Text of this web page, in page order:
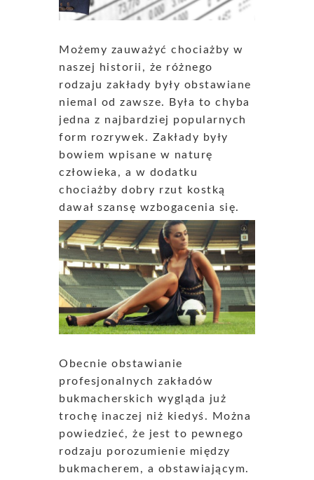
Możemy zauważyć chociażby w
naszej historii, że różnego
rodzaju zakłady były obstawiane
niemal od zawsze. Była to chyba
jedna z najbardziej popularnych
form rozrywek. Zakłady były
bowiem wpisane w naturę
człowieka, a w dodatku
chociażby dobry rzut kostką
dawał szansę wzbogacenia się.
Obecnie obstawianie
profesjonalnych zakładów
bukmacherskich wygląda już
trochę inaczej niż kiedyś. Można
powiedzieć, że jest to pewnego
rodzaju porozumienie między
bukmacherem, a obstawiającym.